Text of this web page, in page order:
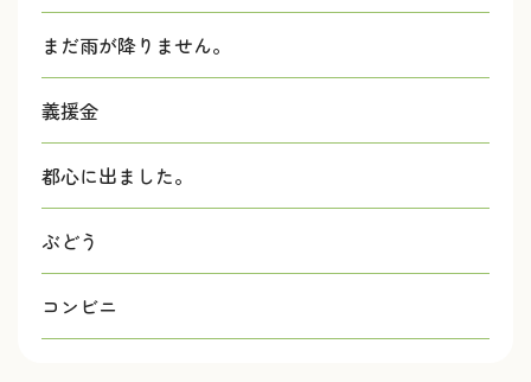
まだ雨が降りません。
義援金
都心に出ました。
ぶどう
コンビニ